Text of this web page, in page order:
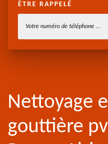
ÊTRE RAPPELÉ
Nettoyage
gouttière